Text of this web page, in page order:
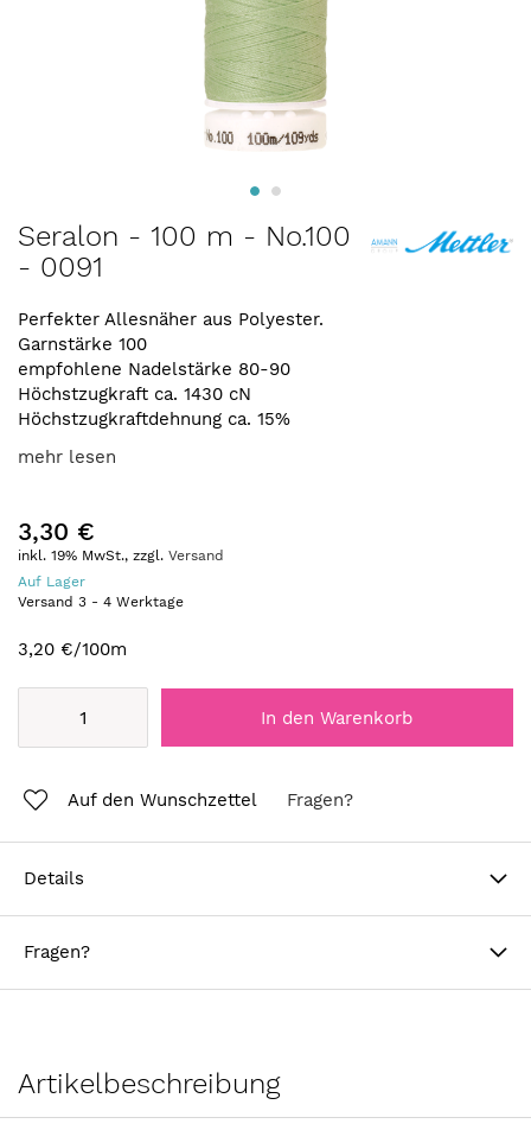
Anfang
der
springen
Seralon - 100 m - No.100
- 0091
Perfekter Allesnäher aus Polyester.
Garnstärke 100
empfohlene Nadelstärke 80-90
Höchstzugkraft ca. 1430 cN
Höchstzugkraftdehnung ca. 15%
mehr lesen
3,30 €
inkl. 19% MwSt., zzgl. Versand
Auf Lager
Versand 3 - 4 Werktage
3,20 €/100m
In den Warenkorb
Auf den Wunschzettel Fragen?
Details
Fragen?
Artikelbeschreibung